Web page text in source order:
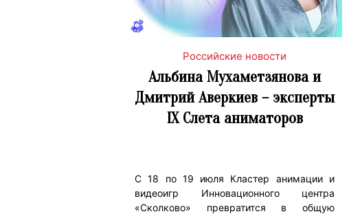
Российские новости
Альбина Мухаметзянова и
Дмитрий Аверкиев – эксперты
IX Слета аниматоров
С 18 по 19 июля Кластер анимации и
видеоигр Инновационного центра
«Сколково» превратится в общую